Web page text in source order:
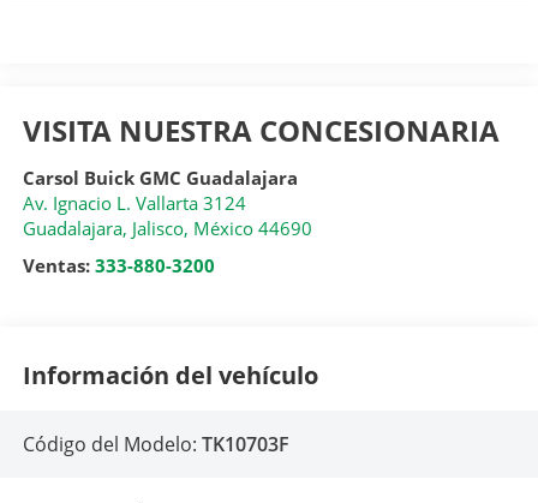
VISITA NUESTRA CONCESIONARIA
Carsol Buick GMC Guadalajara
Av. Ignacio L. Vallarta 3124
Guadalajara, Jalisco, México 44690
Ventas: 333-880-3200
Información del vehículo
Código del Modelo: TK10703F